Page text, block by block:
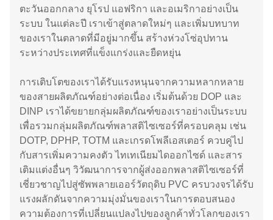
ตะวันออกกลาง ยุโรป แอฟริกา และอเมริกาอย่างเป็น
ระบบ ในแต่ละปี เราเข้าสู่ตลาดใหม่ๆ และเพิ่มบทบาท
ของเราในตลาดที่มีอยู่มากขึ้น สร้างห่วงโซ่อุปทาน
ระหว่างประเทศที่แข็งแกร่งและยืดหยุ่น
การเติบโตของเราได้รับแรงหนุนจากความหลากหลาย
ของสายผลิตภัณฑ์อย่างต่อเนื่อง เริ่มต้นด้วย DOP และ
DINP เราได้ขยายกลุ่มผลิตภัณฑ์ของเราอย่างเป็นระบบ
เพื่อรวมกลุ่มผลิตภัณฑ์พลาสติไซเซอร์ที่ครอบคลุม เช่น
DOTP, DPHP, TOTM และเกรดโพลีเอสเตอร์ ควบคู่ไป
กับสารเพิ่มความคงตัว ไทเทเนียมไดออกไซด์ และสาร
เติมแต่งอื่นๆ วิวัฒนาการจากผู้ส่งออกพลาสติไซเซอร์ที่
เชี่ยวชาญไปสู่ซัพพลายเออร์วัตถุดิบ PVC ครบวงจรได้รับ
แรงผลักดันจากความมุ่งมั่นของเราในการตอบสนอง
ความต้องการที่เปลี่ยนแปลงไปของลูกค้าทั่วโลกของเรา